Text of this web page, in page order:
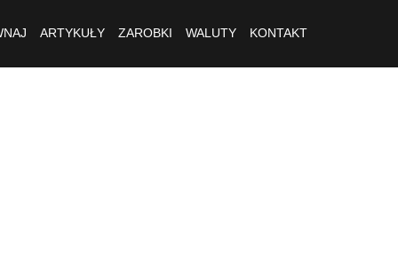
ARTYKUŁY ZAROBKI WALUTY KONTAKT